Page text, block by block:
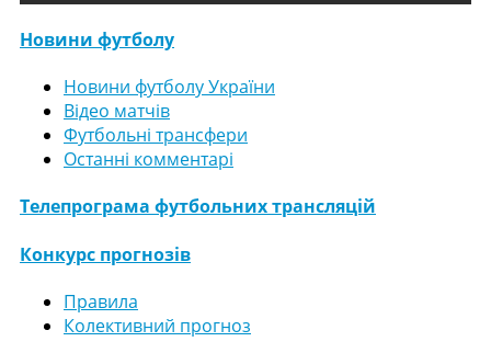
Новини футболу
Новини футболу України
Відео матчів
Футбольні трансфери
Останні комментарі
Телепрограма футбольних трансляцій
Конкурс прогнозів
Правила
Колективний прогноз